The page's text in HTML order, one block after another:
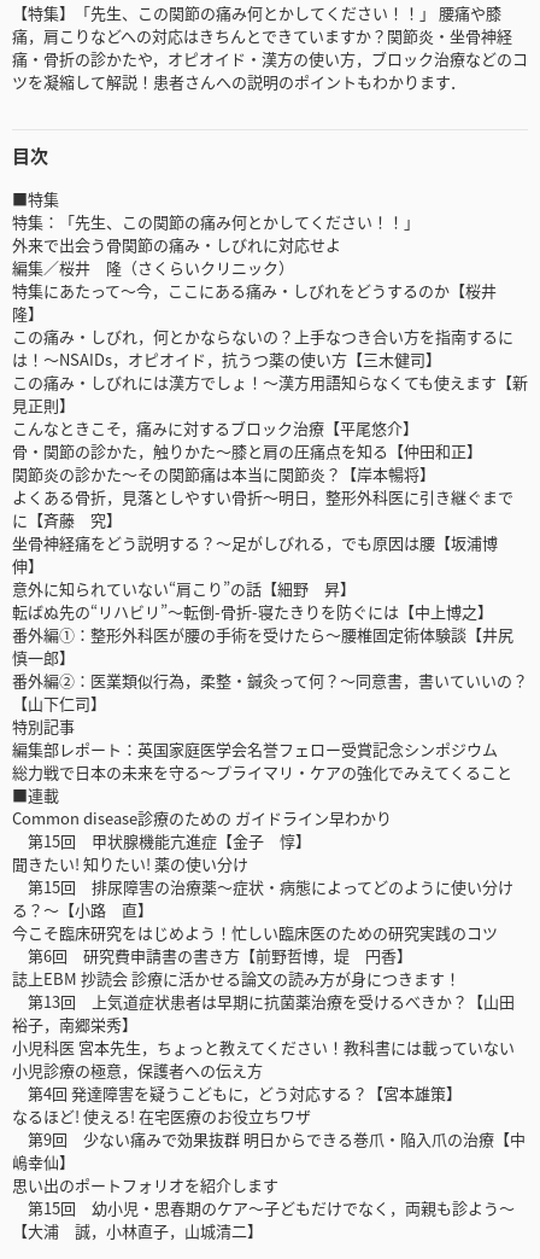
【特集】「先生、この関節の痛み何とかしてください！！」 腰痛や膝
痛，肩こりなどへの対応はきちんとできていますか？関節炎・坐骨神経
痛・骨折の診かたや，オピオイド・漢方の使い方，ブロック治療などのコ
ツを凝縮して解説！患者さんへの説明のポイントもわかります．
目次
■特集
特集：「先生、この関節の痛み何とかしてください！！」
外来で出会う骨関節の痛み・しびれに対応せよ
編集／桜井 隆（さくらいクリニック）
特集にあたって〜今，ここにある痛み・しびれをどうするのか【桜井
隆】
この痛み・しびれ，何とかならないの？上手なつき合い方を指南するに
は！〜NSAIDs，オピオイド，抗うつ薬の使い方【三木健司】
この痛み・しびれには漢方でしょ！〜漢方用語知らなくても使えます【新
見正則】
こんなときこそ，痛みに対するブロック治療【平尾悠介】
骨・関節の診かた，触りかた〜膝と肩の圧痛点を知る【仲田和正】
関節炎の診かた〜その関節痛は本当に関節炎？【岸本暢将】
よくある骨折，見落としやすい骨折〜明日，整形外科医に引き継ぐまで
に【斉藤 究】
坐骨神経痛をどう説明する？〜足がしびれる，でも原因は腰【坂浦博
伸】
意外に知られていない“肩こり”の話【細野 昇】
転ばぬ先の“リハビリ”〜転倒-骨折-寝たきりを防ぐには【中上博之】
番外編①：整形外科医が腰の手術を受けたら〜腰椎固定術体験談【井尻
慎一郎】
番外編②：医業類似行為，柔整・鍼灸って何？〜同意書，書いていいの？
【山下仁司】
特別記事
編集部レポート：英国家庭医学会名誉フェロー受賞記念シンポジウム
総力戦で日本の未来を守る〜プライマリ・ケアの強化でみえてくること
■連載
Common disease診療のための ガイドライン早わかり
第15回 甲状腺機能亢進症【金子 惇】
聞きたい! 知りたい! 薬の使い分け
第15回 排尿障害の治療薬〜症状・病態によってどのように使い分け
る？〜【小路 直】
今こそ臨床研究をはじめよう！忙しい臨床医のための研究実践のコツ
第6回 研究費申請書の書き方【前野哲博，堤 円香】
誌上EBM 抄読会 診療に活かせる論文の読み方が身につきます！
第13回 上気道症状患者は早期に抗菌薬治療を受けるべきか？【山田
裕子，南郷栄秀】
小児科医 宮本先生，ちょっと教えてください！教科書には載っていない
小児診療の極意，保護者への伝え方
第4回 発達障害を疑うこどもに，どう対応する？【宮本雄策】
なるほど! 使える! 在宅医療のお役立ちワザ
第9回 少ない痛みで効果抜群 明日からできる巻爪・陥入爪の治療【中
嶋幸仙】
思い出のポートフォリオを紹介します
第15回 幼小児・思春期のケア〜子どもだけでなく，両親も診よう〜
【大浦 誠，小林直子，山城清二】